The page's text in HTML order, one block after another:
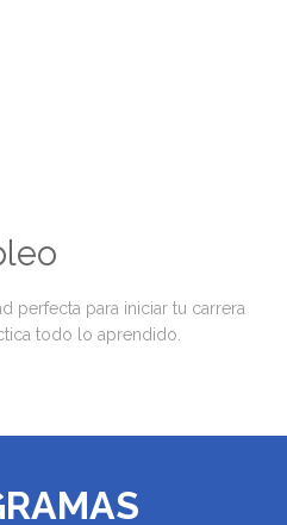
perfecta para iniciar tu carrera
todo lo aprendido.